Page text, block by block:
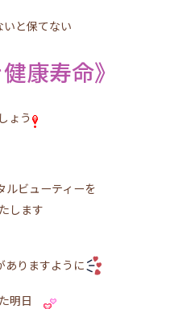
と保てない
康寿命》
ょう
ルビューティーを
します
ありますように
明日